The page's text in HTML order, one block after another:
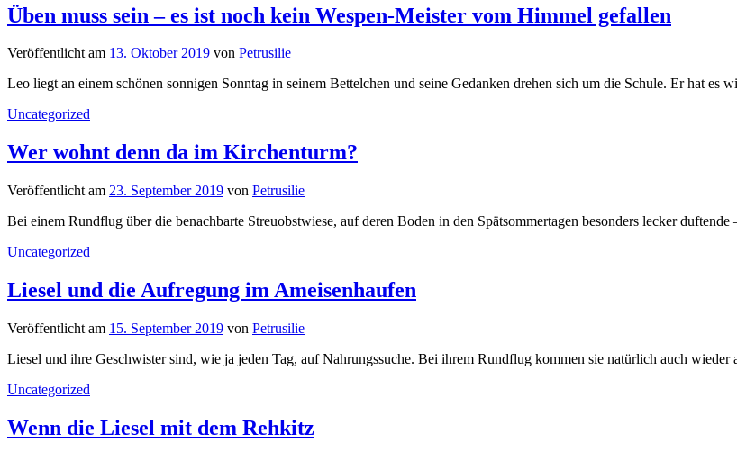
Üben muss sein – es ist noch kein Wespen-Meister vom Himmel gefallen
Veröffentlichtam 13. Oktober 2019 von Petrusilie
Leo liegt an einem schönen sonnigen Sonntag in seinem Bettelchen und seine Gedanken drehen sich um die Schule. Er hat es
Uncategorized
Wer wohnt denn da im Kirchenturm?
Veröffentlicht am 23. September 2019 von Petrusilie
Bei einem Rundflug über die benachbarte Streuobstwiese, auf deren Boden in den Spätsommertagen besonders lecker
Uncategorized
Liesel und die Aufregung im Ameisenhaufen
Veröffentlicht am 15. September 2019 von Petrusilie
Liesel und ihre Geschwister sind, wie ja jeden Tag, auf Nahrungssuche. Bei ihrem Rundflug kommen sie natürlich auch
Uncategorized
Wenn die Liesel mit dem Rehkitz